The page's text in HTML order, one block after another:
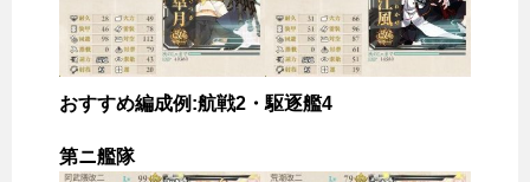
おすすめ編成例:航戦2・駆逐艦4
第ニ艦隊